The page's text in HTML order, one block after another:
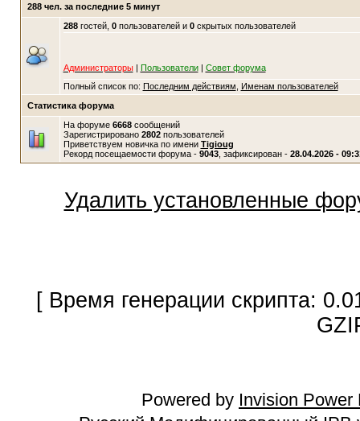
288 чел. за последние 5 минут
288гостей, 0пользователей и 0скрытых пользователей
Администраторы| Пользователи| Совет форума
Полный список по: Последним действиям
Именам пользователей
Статистика форума
На форуме 6668сообщений
Зарегистрировано 2802пользователей
Приветствуем новичка по имени Tigioug
Рекорд посещаемости форума - 9043, зафиксирован - 28.04.2026 -
Удалить установленные
[ Время генерации скрипта:
Powered by Invision Power